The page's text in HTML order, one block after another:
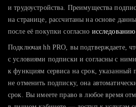
тратите много времени на поиск
хотите сравнить себя с
и трудоустройства. Преимущества
на странице, рассчитаны на основе
после её покупки согласно исследованию
Подключая hh PRO, вы подтверждаете,
с условиями подписки и согласны с
к функциям сервиса на срок,
не отменить подписку, она
срок. Вы имеете право в любое время